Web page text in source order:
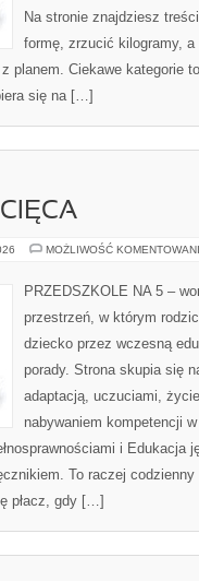
Na stronie znajdziesz
formę, zrzucić kilogramy,
planem. Ciekawe kategorie
się na […]
MOŻLIWOŚĆ
PRZEDSZKOLE NA 5 –
przestrzeń, w którym
dziecko przez wczesną
porady. Strona skupia się
adaptacją, uczuciami,
nabywaniem kompetencji
i Edukacja
To raczej
płacz, gdy […]